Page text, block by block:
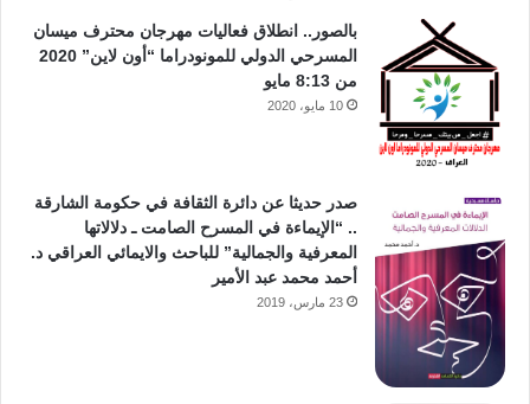
بالصور.. انطلاق فعاليات مهرجان محترف ميسان
المسرحي الدولي للمونودراما “أون لاين” 2020
من 8:13 مايو
10 مايو، 2020
صدر حديثا عن دائرة الثقافة في حكومة الشارقة
.. “الإيماءة في المسرح الصامت ـ دلالاتها
المعرفية والجمالية” للباحث والايمائي العراقي د.
أحمد محمد عبد الأمير
23 مارس، 2019